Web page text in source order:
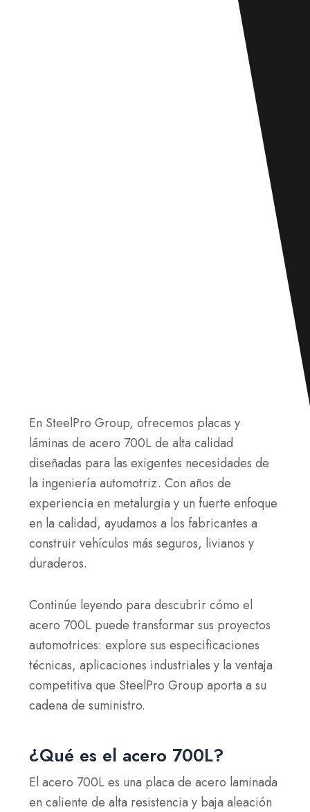
En SteelPro Group, ofrecemos placas y
láminas de acero 700L de alta calidad
diseñadas para las exigentes necesidades de
la ingeniería automotriz. Con años de
experiencia en metalurgia y un fuerte enfoque
en la calidad, ayudamos a los fabricantes a
construir vehículos más seguros, livianos y
duraderos.
Continúe leyendo para descubrir cómo el
acero 700L puede transformar sus proyectos
automotrices: explore sus especificaciones
técnicas, aplicaciones industriales y la ventaja
competitiva que SteelPro Group aporta a su
cadena de suministro.
¿Qué es el acero 700L?
El acero 700L es una placa de acero laminada
en caliente de alta resistencia y baja aleación